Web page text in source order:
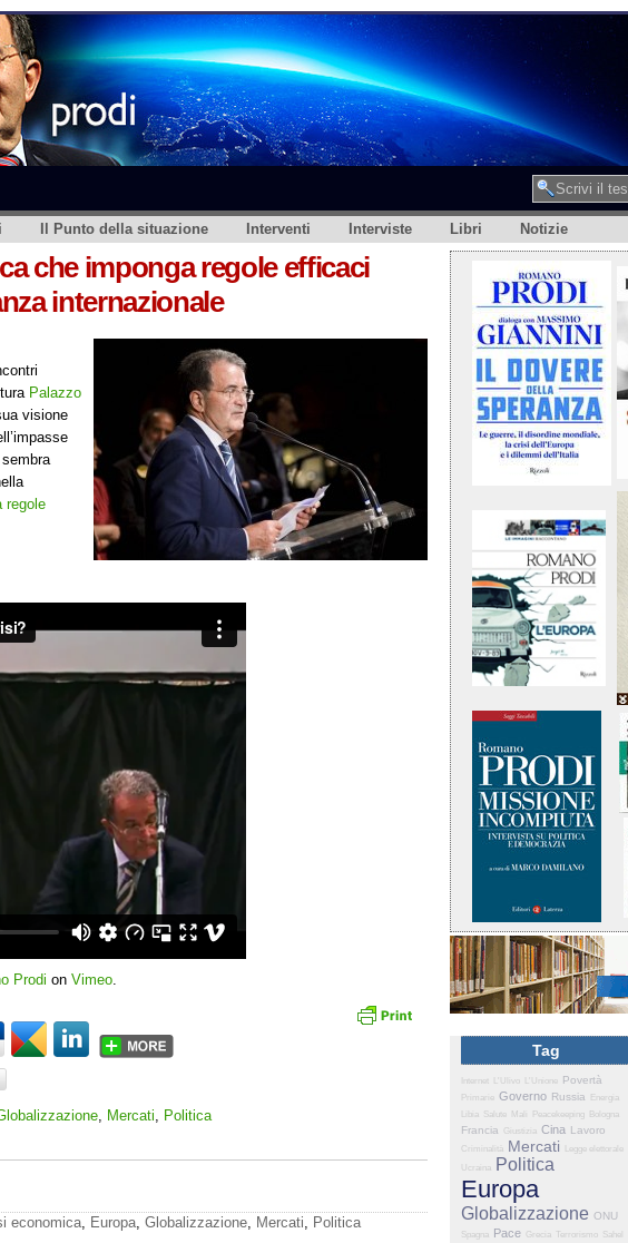
Il Punto della situazione Interventi Interviste Libri Notizie
che imponga regole efficaci
internazionale
Palazzo
visione
regole
Prodi on Vimeo.
, Mercati, Politica
economica, Europa, Globalizzazione, Mercati, Politica
Tag
Internet L'Ulivo L'Unione Povertà
Primarie Governo Russia
Energia
Libia Salute Mali Peacekeeping Bologna
Francia Giustizia Cina Lavoro
Criminalità Mercati
Legge elettorale
Ucraina
Politica
Europa
Globalizzazione ONU
Spagna Pace Grecia Terrorismo Sahel